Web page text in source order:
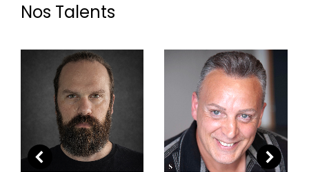
Nos Talents